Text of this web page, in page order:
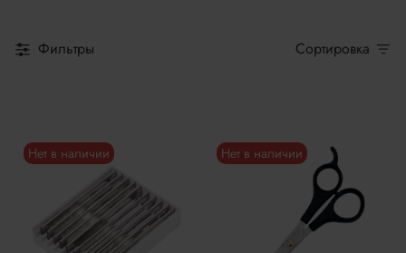
Фильтры Сортировка
Нет в наличии Нет в наличии